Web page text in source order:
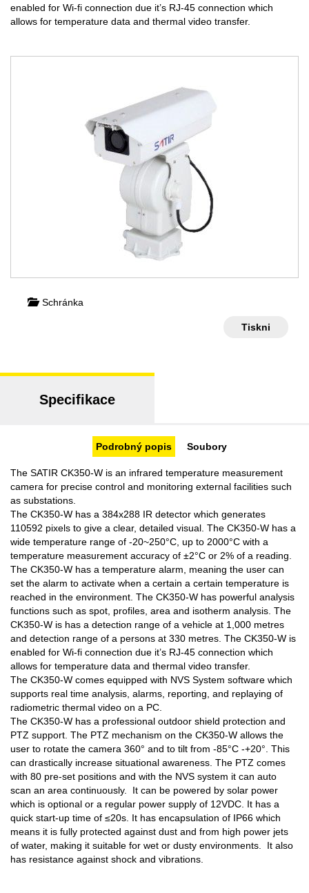
enabled for Wi-fi connection due it’s RJ-45 connection which
allows for temperature data and thermal video transfer.
Schránka
Tiskni
Specifikace
Podrobný popis Soubory
The SATIR CK350-W is an infrared temperature measurement
camera for precise control and monitoring external facilities such
as substations.
The CK350-W has a 384x288 IR detector which generates
110592 pixels to give a clear, detailed visual. The CK350-W has a
wide temperature range of -20~250°C, up to 2000°C with a
temperature measurement accuracy of ±2°C or 2% of a reading.
The CK350-W has a temperature alarm, meaning the user can
set the alarm to activate when a certain a certain temperature is
reached in the environment. The CK350-W has powerful analysis
functions such as spot, profiles, area and isotherm analysis. The
CK350-W is has a detection range of a vehicle at 1,000 metres
and detection range of a persons at 330 metres. The CK350-W is
enabled for Wi-fi connection due it’s RJ-45 connection which
allows for temperature data and thermal video transfer.
The CK350-W comes equipped with NVS System software which
supports real time analysis, alarms, reporting, and replaying of
radiometric thermal video on a PC.
The CK350-W has a professional outdoor shield protection and
PTZ support. The PTZ mechanism on the CK350-W allows the
user to rotate the camera 360° and to tilt from -85°C -+20°. This
can drastically increase situational awareness. The PTZ comes
with 80 pre-set positions and with the NVS system it can auto
scan an area continuously. It can be powered by solar power
which is optional or a regular power supply of 12VDC. It has a
quick start-up time of ≤20s. It has encapsulation of IP66 which
means it is fully protected against dust and from high power jets
of water, making it suitable for wet or dusty environments. It also
has resistance against shock and vibrations.